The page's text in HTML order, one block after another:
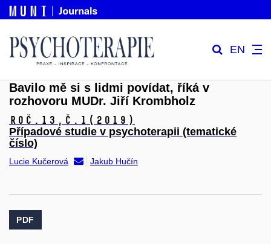
EN
Bavilo mě si s lidmi povídat, říká v
rozhovoru MUDr. Jiří Krombholz
Roč.13, č.1 (2019)
Případové studie v psychoterapii (tematické
číslo)
Lucie Kučerová Jakub Hučín
PDF